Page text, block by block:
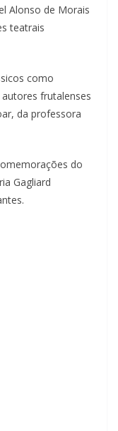
Alonso de Morais
teatrais
como
frutalenses
da professora
do
Gagliard